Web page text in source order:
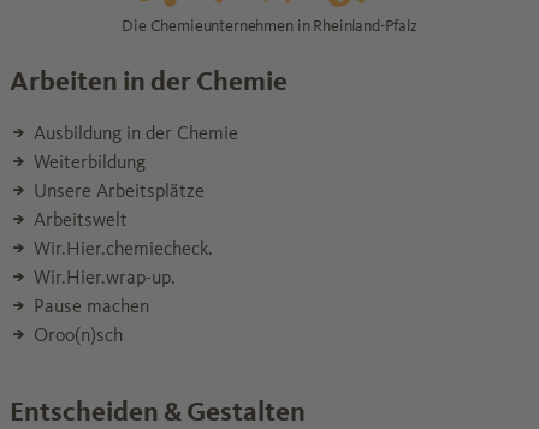
Die Chemieunternehmen in Rheinland-Pfalz
Arbeiten in der Chemie
Ausbildung in der Chemie
Weiterbildung
Unsere Arbeitsplätze
Arbeitswelt
Wir.Hier.chemiecheck.
Wir.Hier.wrap-up.
Pause machen
Oroo(n)sch
Entscheiden & Gestalten